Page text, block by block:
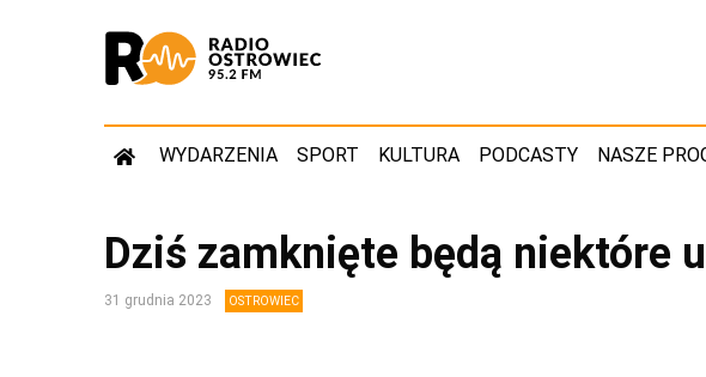
WYDARZENIA SPORT KULTURA PODCASTY NASZE
Dziś zamknięte będą niektóre
31 grudnia 2023 OSTROWIEC